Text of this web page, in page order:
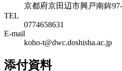
京都府京田辺市興戸南鉾97-
TEL
0774658631
E-mail
koho-t@dwc.doshisha.ac.jp
添付資料